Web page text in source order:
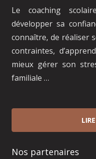
Le coaching
développer sa
connaître, de réaliser
contraintes,
mieux gérer son
familiale …
Nos partenaires